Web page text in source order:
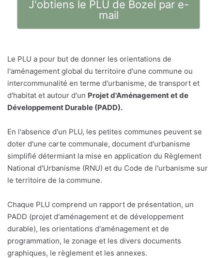
J'obtiens le PLU de Bozel par e-
mail
Le PLU a pour but de donner les orientations de
l'aménagement global du territoire d'une commune ou
intercommunalité en terme d'urbanisme, de transport et
d'habitat et autour d'un Projet d'Aménagement et de
Développement Durable (PADD).
En l'absence d'un PLU, les petites communes peuvent se
doter d'une carte communale, document d'urbanisme
simplifié détermiant la mise en application du Règlement
National d'Urbanisme (RNU) et du Code de l'urbanisme sur
le territoire de la commune.
Chaque PLU comprend un rapport de présentation, un
PADD (projet d'aménagement et de développement
durable), les orientations d'aménagement et de
programmation, le zonage et les divers documents
graphiques, le règlement et les annexes.